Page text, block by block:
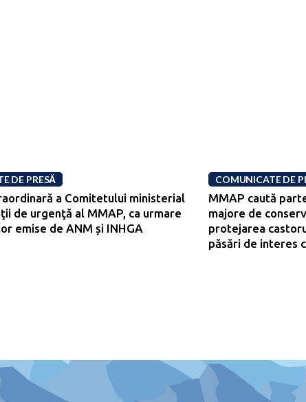
DE PRESĂ
a Comitetului ministerial
de urgenţă al MMAP, ca urmare
emise de ANM și INHGA
COMUNICATE DE
MMAP caută
majore de
protejarea
păsări de interes